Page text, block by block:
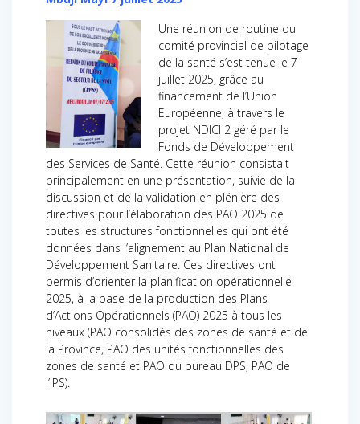
Une réunion de routine du
comité provincial de pilotage
de la santé s’est tenue le 7
juillet 2025, grâce au
financement de l’Union
Européenne, à travers le
projet NDICI 2 géré par le
Fonds de Développement
des Services de Santé. Cette réunion consistait
principalement en une présentation, suivie de la
discussion et de la validation en plénière des
directives pour l’élaboration des PAO 2025 de
toutes les structures fonctionnelles qui ont été
données dans l’alignement au Plan National de
Développement Sanitaire. Ces directives ont
permis d’orienter la planification opérationnelle
2025, à la base de la production des Plans
d’Actions Opérationnels (PAO) 2025 à tous les
niveaux (PAO consolidés des zones de santé et de
la Province, PAO des unités fonctionnelles des
zones de santé et PAO du bureau DPS, PAO de
l’IPS).